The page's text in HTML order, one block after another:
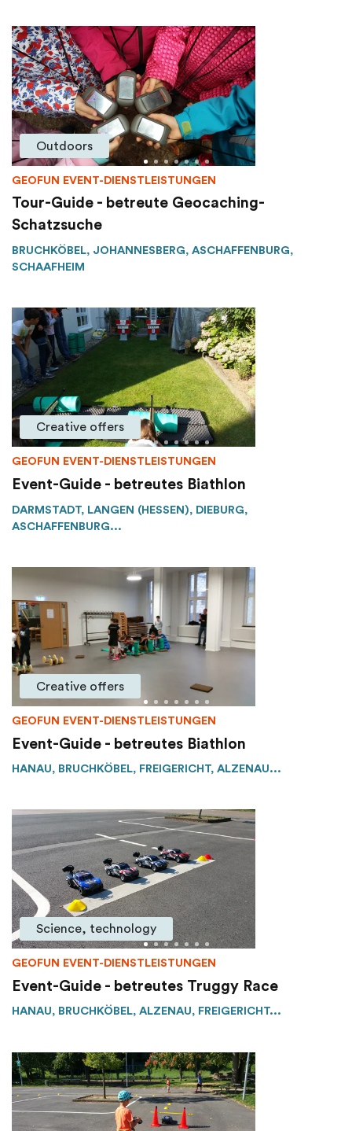
Outdoors
GEOFUN EVENT-DIENSTLEISTUNGEN
Tour-Guide - betreute Geocaching-
Schatzsuche
BRUCHKÖBEL, JOHANNESBERG, ASCHAFFENBURG,
SCHAAFHEIM
Creative offers
GEOFUN EVENT-DIENSTLEISTUNGEN
Event-Guide - betreutes Biathlon
DARMSTADT, LANGEN (HESSEN), DIEBURG,
ASCHAFFENBURG...
Creative offers
GEOFUN EVENT-DIENSTLEISTUNGEN
Event-Guide - betreutes Biathlon
HANAU, BRUCHKÖBEL, FREIGERICHT, ALZENAU...
Science, technology
GEOFUN EVENT-DIENSTLEISTUNGEN
Event-Guide - betreutes Truggy Race
HANAU, BRUCHKÖBEL, ALZENAU, FREIGERICHT...